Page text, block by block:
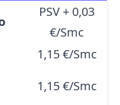
PSV + 0,03
€/Smc
1,15 €/Smc
1,15 €/Smc